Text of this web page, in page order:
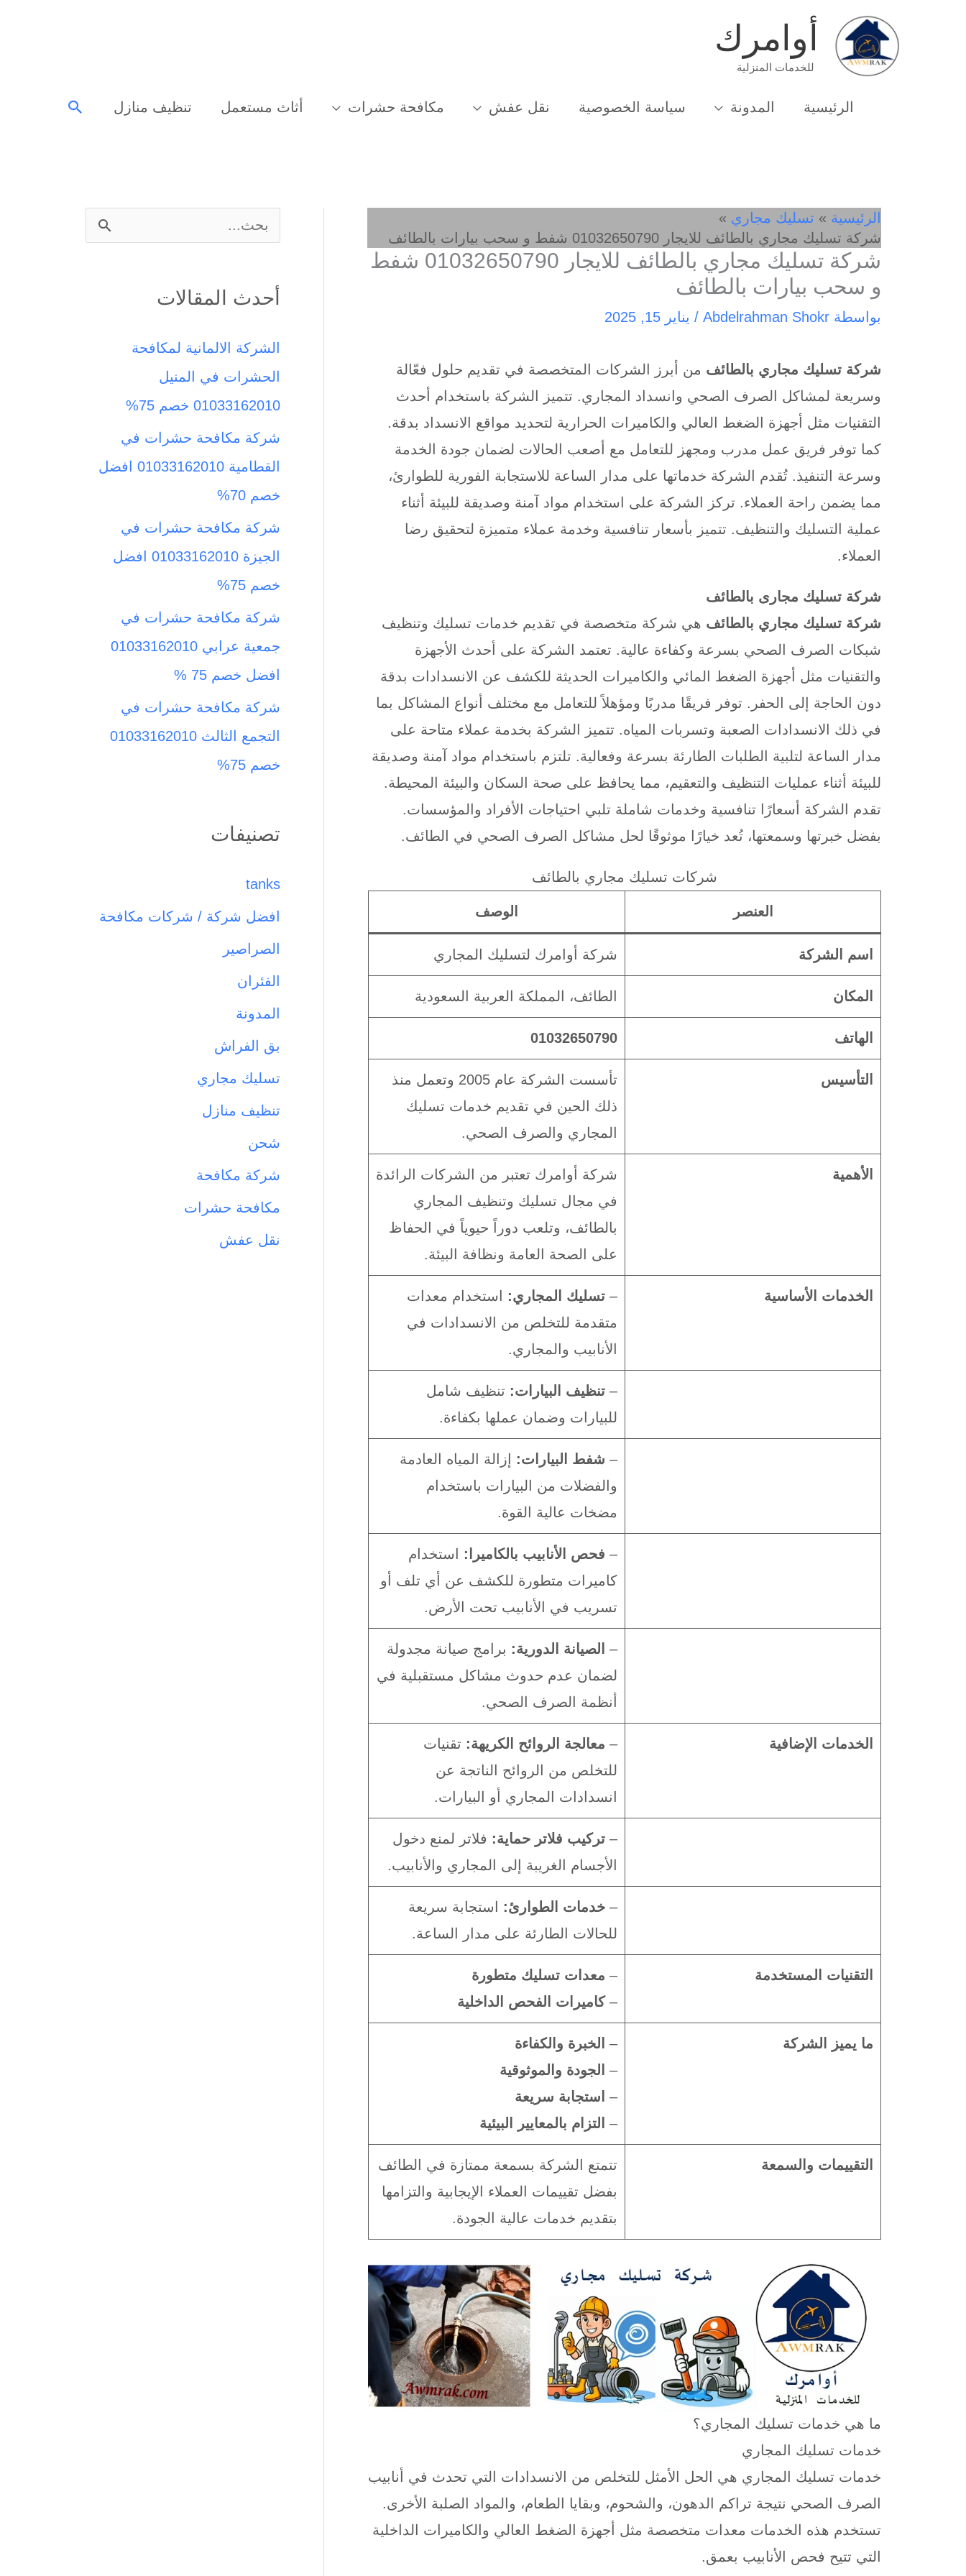
أوامرك
للخدمات المنزلية
الرئيسية المدونة سياسة الخصوصية نقل عفش مكافحة حشرات أثاث مستعمل تنظيف منازل البحث
الرئيسية
تسليك مجاري
شركة تسليك مجاري بالطائف للايجار 01032650790 شفط و سحب بيارات بالطائف
شركة تسليك مجاري بالطائف للايجار 01032650790 شفط
و سحب بيارات بالطائف
بواسطة Abdelrahman Shokr
/ يناير 15, 2025
شركة تسليك مجاري بالطائف من أبرز الشركات المتخصصة في تقديم حلول فعّالة
وسريعة لمشاكل الصرف الصحي وانسداد المجاري. تتميز الشركة باستخدام أحدث
التقنيات مثل أجهزة الضغط العالي والكاميرات الحرارية لتحديد مواقع الانسداد بدقة.
كما توفر فريق عمل مدرب ومجهز للتعامل مع أصعب الحالات لضمان جودة الخدمة
وسرعة التنفيذ. تُقدم الشركة خدماتها على مدار الساعة للاستجابة الفورية للطوارئ،
مما يضمن راحة العملاء. تركز الشركة على استخدام مواد آمنة وصديقة للبيئة أثناء
عملية التسليك والتنظيف. تتميز بأسعار تنافسية وخدمة عملاء متميزة لتحقيق رضا
العملاء.
شركة تسليك مجارى بالطائف
شركة تسليك مجاري بالطائف هي شركة متخصصة في تقديم خدمات تسليك وتنظيف
شبكات الصرف الصحي بسرعة وكفاءة عالية. تعتمد الشركة على أحدث الأجهزة
والتقنيات مثل أجهزة الضغط المائي والكاميرات الحديثة للكشف عن الانسدادات بدقة
دون الحاجة إلى الحفر. توفر فريقًا مدربًا ومؤهلاً للتعامل مع مختلف أنواع المشاكل بما
في ذلك الانسدادات الصعبة وتسربات المياه. تتميز الشركة بخدمة عملاء متاحة على
مدار الساعة لتلبية الطلبات الطارئة بسرعة وفعالية. تلتزم باستخدام مواد آمنة وصديقة
للبيئة أثناء عمليات التنظيف والتعقيم، مما يحافظ على صحة السكان والبيئة المحيطة.
تقدم الشركة أسعارًا تنافسية وخدمات شاملة تلبي احتياجات الأفراد والمؤسسات.
بفضل خبرتها وسمعتها، تُعد خيارًا موثوقًا لحل مشاكل الصرف الصحي في الطائف.
شركات تسليك مجاري بالطائف
العنصر الوصف
اسم الشركة شركة أوامرك لتسليك المجاري
المكان الطائف، المملكة العربية السعودية
الهاتف 01032650790
التأسيس
تأسست الشركة عام 2005 وتعمل منذ
ذلك الحين في تقديم خدمات تسليك
المجاري والصرف الصحي.
الأهمية
شركة أوامرك تعتبر من الشركات الرائدة
في مجال تسليك وتنظيف المجاري
بالطائف، وتلعب دوراً حيوياً في الحفاظ
على الصحة العامة ونظافة البيئة.
الخدمات الأساسية – تسليك المجاري: استخدام معدات
متقدمة للتخلص من الانسدادات في
الأنابيب والمجاري.
– تنظيف البيارات: تنظيف شامل
للبيارات وضمان عملها بكفاءة.
– شفط البيارات: إزالة المياه العادمة
والفضلات من البيارات باستخدام
مضخات عالية القوة.
– فحص الأنابيب بالكاميرا: استخدام
كاميرات متطورة للكشف عن أي تلف أو
تسريب في الأنابيب تحت الأرض.
– الصيانة الدورية: برامج صيانة مجدولة
لضمان عدم حدوث مشاكل مستقبلية في
أنظمة الصرف الصحي.
الخدمات الإضافية – معالجة الروائح الكريهة: تقنيات
للتخلص من الروائح الناتجة عن
انسدادات المجاري أو البيارات.
– تركيب فلاتر حماية: فلاتر لمنع دخول
الأجسام الغريبة إلى المجاري والأنابيب.
– خدمات الطوارئ: استجابة سريعة
للحالات الطارئة على مدار الساعة.
التقنيات المستخدمة – معدات تسليك متطورة
–كاميرات الفحص الداخلية
ما يميز الشركة – الخبرة والكفاءة
– الجودة والموثوقية
– استجابة سريعة
– التزام بالمعايير البيئية
التقييمات والسمعة
تتمتع الشركة بسمعة ممتازة في الطائف
بفضل تقييمات العملاء الإيجابية والتزامها
بتقديم خدمات عالية الجودة.
ما هي خدمات تسليك المجاري؟
خدمات تسليك المجاري
خدمات تسليك المجاري هي الحل الأمثل للتخلص من الانسدادات التي تحدث في أنابيب
الصرف الصحي نتيجة تراكم الدهون، والشحوم، وبقايا الطعام، والمواد الصلبة الأخرى.
تستخدم هذه الخدمات معدات متخصصة مثل أجهزة الضغط العالي والكاميرات الداخلية
التي تتيح فحص الأنابيب بعمق.
ب
ث
ع
ن
أحدث المقالات
الشركة الالمانية لمكافحة
الحشرات في المنيل
01033162010 خصم 75%
شركة مكافحة حشرات في
القطامية 01033162010 افضل
خصم 70%
شركة مكافحة حشرات في
الجيزة 01033162010 افضل
خصم 75%
شركة مكافحة حشرات في
جمعية عرابي 01033162010
افضل خصم 75 %
شركة مكافحة حشرات في
التجمع الثالث 01033162010
خصم 75%
تصنيفات
tanks
افضل شركة / شركات مكافحة
الصراصير
الفئران
المدونة
بق الفراش
تسليك مجاري
تنظيف منازل
شحن
شركة مكافحة
مكافحة حشرات
نقل عفش